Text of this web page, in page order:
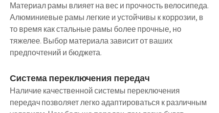
Материал рамы влияет на вес и прочность велосипеда.
Алюминиевые рамы легкие и устойчивы к коррозии, в
то время как стальные рамы более прочные, но
тяжелее. Выбор материала зависит от ваших
предпочтений и бюджета.
Система переключения передач
Наличие качественной системы переключения
передач позволяет легко адаптироваться к различным